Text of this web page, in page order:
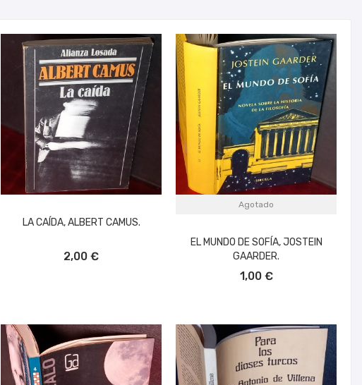
LA CAÍDA, ALBERT CAMUS.
2,00 €
Agotado
EL MUNDO DE SOFÍA, JOSTEIN
GAARDER.
1,00 €